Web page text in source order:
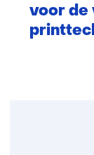
voor de